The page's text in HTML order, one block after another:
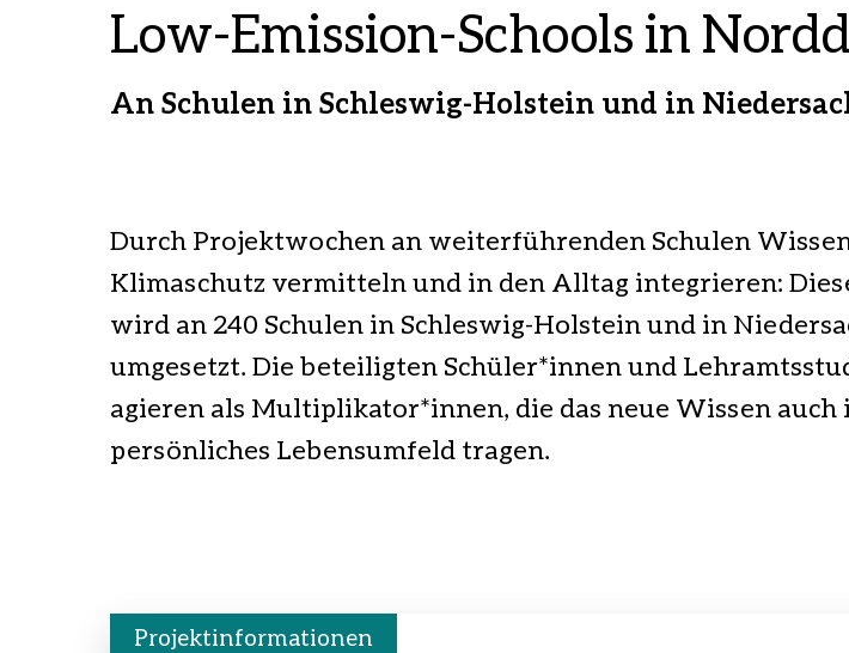
und
nukleare
Sicherheit
Low-Emission-Schools in
An Schulen in Schleswig-Holstein und in
Durch Projektwochen an weiterführenden Schulen
Klimaschutz vermitteln und in den Alltag integrieren:
wird an 240 Schulen in Schleswig-Holstein und in
umgesetzt. Die beteiligten Schüler*innen und
agieren als Multiplikator*innen, die das neue Wissen auch
persönliches Lebensumfeld tragen.
Projektinformationen